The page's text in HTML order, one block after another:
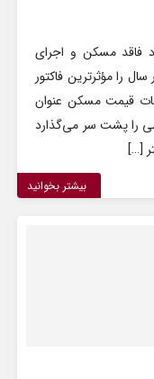
فاقد مسکن و اجرای
را مؤثرترین فاکتور
قیمت مسکن عنوان
را پشت سر می‌گذارد
[…]
بیشتر بخوانید